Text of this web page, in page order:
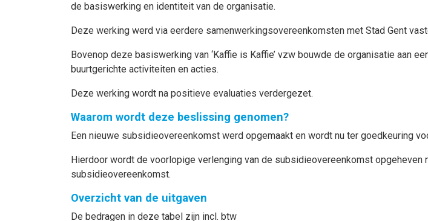
de basiswerking en identiteit van de organisatie.
Deze werking werd via eerdere samenwerkingsovereenkomsten met Stad Gent
Bovenop deze basiswerking van ‘Kaffie is Kaffie’ vzw bouwde de organisatie aan
buurtgerichte activiteiten en acties.
Deze werking wordt na positieve evaluaties verdergezet.
Waarom wordt deze beslissing genomen?
Een nieuwe subsidieovereenkomst werd opgemaakt en wordt nu ter goedkeuring
Hierdoor wordt de voorlopige verlenging van de subsidieovereenkomst opgeheven
subsidieovereenkomst.
Overzicht van de uitgaven
De bedragen in deze tabel zijn incl. btw